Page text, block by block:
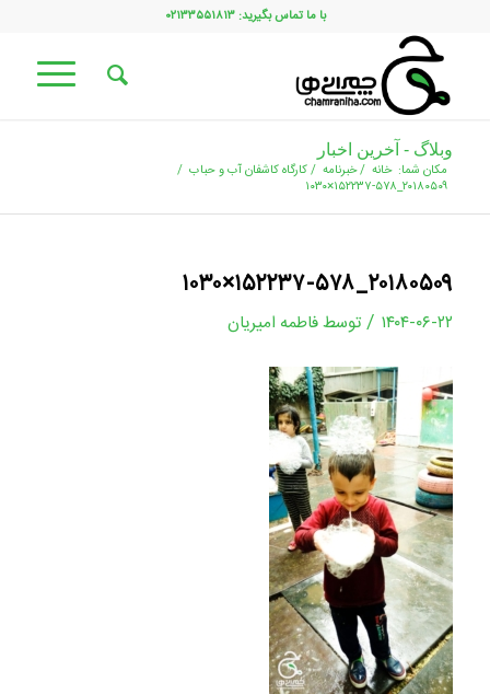
با ما تماس بگیرید: ۰۲۱۳۳۵۵۱۸۱۳
وبلاگ - آخرین اخبار
مکان شما: خانه /خبرنامه /کارگاه کاشفان آب و حباب /
۲۰۱۸۰۵۰۹_۱۵۲۲۳۷-۵۷۸×۱۰۳۰
۲۰۱۸۰۵۰۹_۱۵۲۲۳۷-۵۷۸×۱۰۳۰
۱۴۰۴-۰۶-۲۲ / توسطفاطمه امیریان